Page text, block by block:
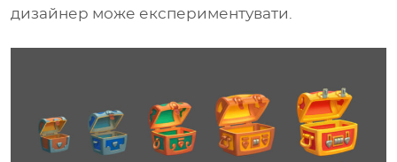
дизайнер може експериментувати.